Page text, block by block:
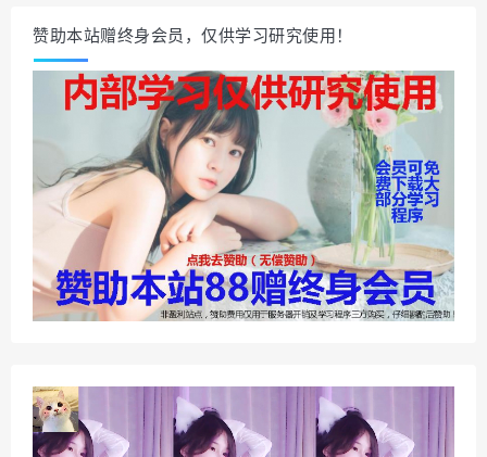
赞助本站赠终身会员，仅供学习研究使用！